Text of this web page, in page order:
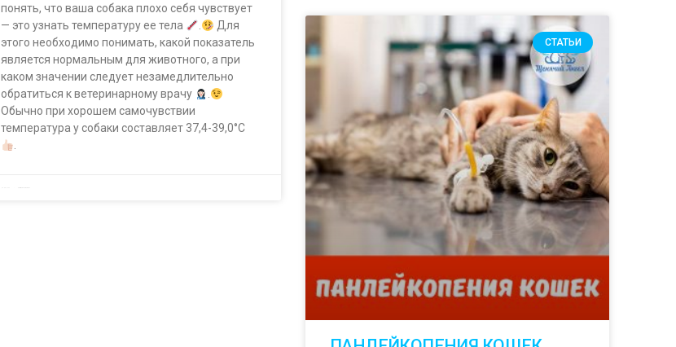
понять, что ваша собака плохо себя чувствует
— это узнать температуру ее тела
.
Для
этого необходимо понимать, какой показатель
является нормальным для животного, а при
каком значении следует незамедлительно
обратиться к ветеринарному врачу
.
Обычно при хорошем самочувствии
температура у собаки составляет 37,4-39,0°C
.
СТАТЬИ